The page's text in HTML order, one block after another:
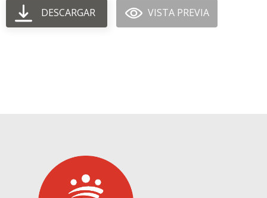
DESCARGAR VISTA PREVIA